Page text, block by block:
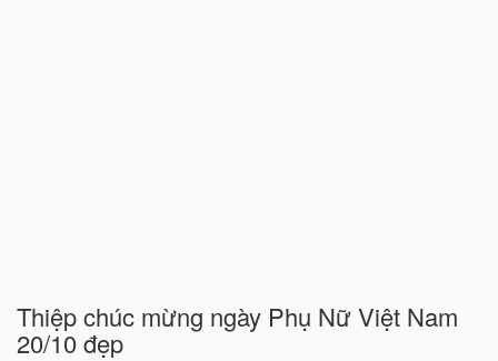
Thiệp chúc mừng ngày Phụ Nữ Việt Nam
20/10 đẹp